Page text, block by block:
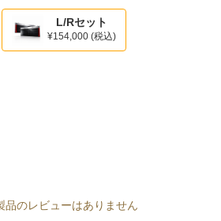
L/Rセット
¥154,000 (税込)
品のレビューはありません